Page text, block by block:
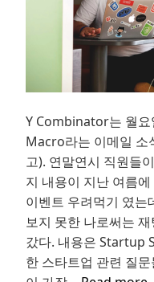
Y Combinator는 월
Macro라는 이메일 소
고). 연말연시 직원들
지 내용이 지난 여름
이벤트 우려먹기 였는
보지 못한 나로써는 재
갔다. 내용은 Startup
한 스타트업 관련 질